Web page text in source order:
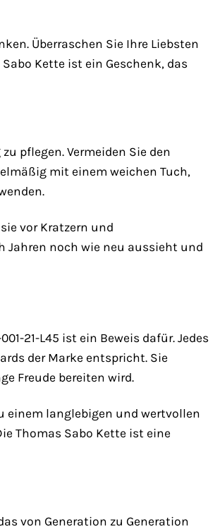
Überraschen Sie Ihre Liebsten
Kette ist ein Geschenk, das
pflegen. Vermeiden Sie den
mit einem weichen Tuch,
vor Kratzern und
Jahren noch wie neu aussieht und
21-L45 ist ein Beweis dafür. Jedes
der Marke entspricht. Sie
Freude bereiten wird.
einem langlebigen und wertvollen
Thomas Sabo Kette ist eine
von Generation zu Generation